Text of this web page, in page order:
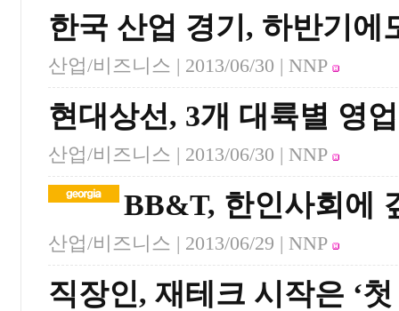
한국 산업 경기, 하반기에
산업/비즈니스 | 2013/06/30 | NNP
현대상선, 3개 대륙별 영
산업/비즈니스 | 2013/06/30 | NNP
BB&T, 한인사회에
산업/비즈니스 | 2013/06/29 | NNP
직장인, 재테크 시작은 ‘